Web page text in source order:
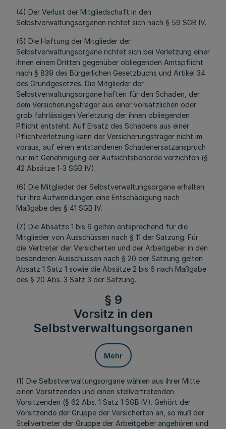
(4) Der Verlust der Mitgliedschaft in den
Selbstverwaltungsorganen richtet sich nach § 59 SGB IV.
(5) Die Haftung der Mitglieder der
Selbstverwaltungsorgane richtet sich bei Verletzung einer
ihnen einem Dritten gegenüber obliegenden Amtspflicht
nach § 839 des Bürgerlichen Gesetzbuchs und Artikel 34
des Grundgesetzes. Die Mitglieder der
Selbstverwaltungsorgane haften für den Schaden, der
dem Versicherungsträger aus einer vorsätzlichen oder
grob fahrlässigen Verletzung der ihnen obliegenden
Pflicht entsteht. Auf Ersatz des Schadens aus einer
Pflichtverletzung kann der Versicherungsträger nicht im
voraus, auf einen entstandenen Schadenersatzanspruch
nur mit Genehmigung der Aufsichtsbehörde verzichten (§
42 Absätze 1-3 SGB IV).
(6) Die Mitglieder der Selbstverwaltungsorgane erhalten
für ihre Aufwendungen eine Entschädigung nach
Maßgabe des § 41 SGB IV.
(7) Die Absätze 1 bis 6 gelten entsprechend für die
Mitglieder von Ausschüssen nach § 11 der Satzung. Für
die Vertreter der Versicherten und der Arbeitgeber in den
besonderen Ausschüssen nach § 20 der Satzung gelten
Absatz 1 Satz 1 sowie die Absätze 2 bis 6 nach Maßgabe
des § 20 Abs. 3 Satz 3 der Satzung.
§ 9
Vorsitz in den
Selbstverwaltungsorganen
Mehr
(1) Die Selbstverwaltungsorgane wählen aus ihrer Mitte
einen Vorsitzenden und einen stellvertretenden
Vorsitzenden (§ 62 Abs. 1 Satz 1 SGB IV). Gehört der
Vorsitzende der Gruppe der Versicherten an, so muß der
Stellvertreter der Gruppe der Arbeitgeber angehören und